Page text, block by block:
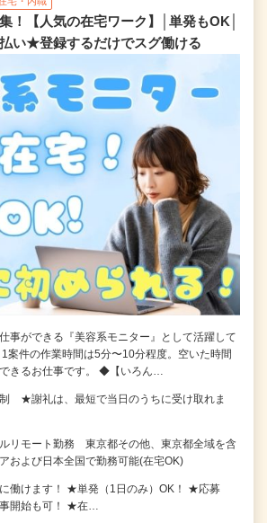
！【人気の在宅ワーク】│単発もOK│
い★登録するだけでスグ働ける
事ができる『美容系モニター』として活躍して
1案件の作業時間は5分〜10分程度。空いた時間
きるお仕事です。 ◆【いろん…
★謝礼は、最短で当日のうちに受け取れま
リモート勤務 東京都その他、東京都全域を含
および日本全国で勤務可能(在宅OK)
働けます！ ★単発（1日のみ）OK！ ★応募
開始も可！ ★在…